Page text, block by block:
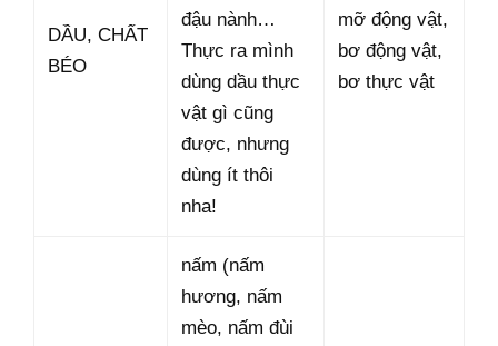
DẦU, CHẤT
BÉO
đậu nành…
Thực ra mình
dùng dầu thực
vật gì cũng
được, nhưng
dùng ít thôi
nha!
mỡ động vật,
bơ động vật,
bơ thực vật
nấm (nấm
hương, nấm
mèo, nấm đùi